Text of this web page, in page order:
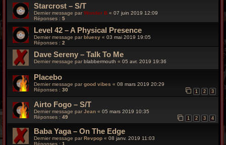
Starcrost – S/T
Dernier message par Wonder B « 07 juin 2019 12:09
Réponses : 5
Level 42 – A Physical Presence
Dernier message parbluesy « 03 mai 2019 19:05
Réponses : 2
Dave Sereny – Talk To Me
Dernier message par blabbermouth « 05 avr. 2019 19:36
Placebo
Dernier message pargood vibes « 08 mars 2019 20:29
Réponses : 30 1 2 3
Airto Fogo – S/T
Dernier message par Jean « 05 mars 2019 10:35
Réponses : 49 1 2 3 4
Baba Yaga – On The Edge
Dernier message parRevpop « 08 janv. 2019 11:03
Réponses : 1